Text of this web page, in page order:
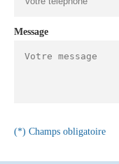
Message
(*) Champs obligatoire